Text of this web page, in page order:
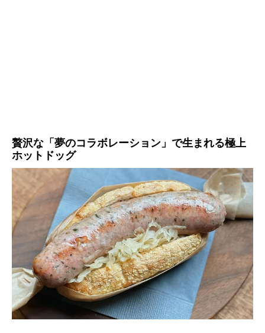
贅沢な「夢のコラボレーション」で生まれる極上
ホットドッグ